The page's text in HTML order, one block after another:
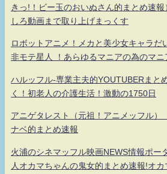
きっ!！ビー玉のおいぬさん的まとめ速
しろ動画まで取り上げまっくす
ロボットアニメ！メカと美少女キャラだ
非モテ星人 ！あらゆるマニアの為のマニ
ハルッフル-専業主夫的YOUTUBERまと
く！初老人の介護生活！激動の1750日
アニゲタレスト（元祖！アニメッフル
ナベ的まとめ速報
火浦のシネマッフル映画NEWS情報ポー
人オカマちゃんの鬼女的まとめ速報!オ